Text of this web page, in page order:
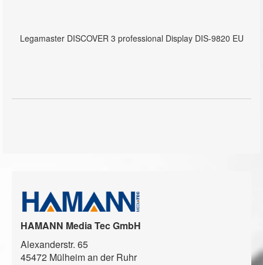
Legamaster DISCOVER 3 professional Display DIS-9820 EU
HAMANN Media Tec GmbH
Alexanderstr. 65
45472 Mülheim an der Ruhr